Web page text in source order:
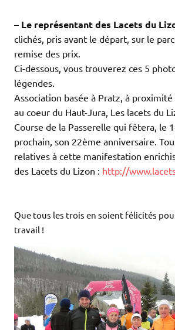
– Le représentant des Lacets du
clichés, pris avant le départ, sur le
remise des prix.
Ci-dessous, vous trouverez ces 5
légendes.
Association basée à Pratz, à proximité
au coeur du Haut-Jura, Les lacets du
Course de la Passerelle qui fêtera, le
prochain, son 22ème anniversaire.
relatives à cette manifestation
des Lacets du Lizon : http://
Que tous les trois en soient félicités
travail !